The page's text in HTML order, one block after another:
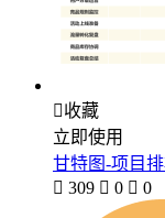
收藏
立即使用
甘特图-项目
 309  0  0